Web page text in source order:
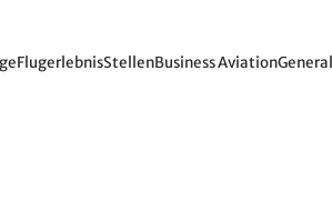
FlugerlebnisStellenBusiness Aviation